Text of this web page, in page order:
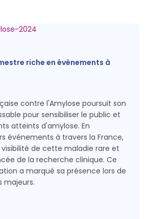
riche en évènements à
contre l'Amylose poursuit son
pour sensibiliser le public et
atteints d'amylose. En
événements à travers la France,
visibilité de cette maladie rare et
de la recherche clinique. Ce
a marqué sa présence lors de
majeurs.